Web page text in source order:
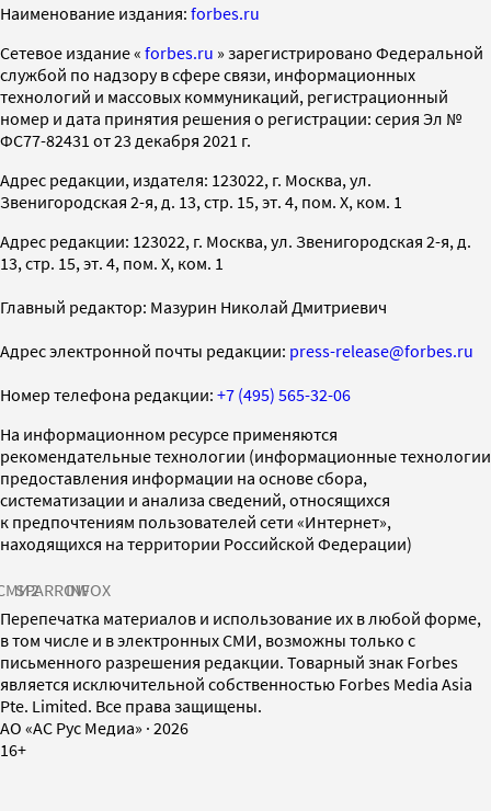
Наименование издания: forbes.ru
Cетевое издание « forbes.ru » зарегистрировано Федеральной
службой по надзору в сфере связи, информационных
технологий и массовых коммуникаций, регистрационный
номер и дата принятия решения о регистрации: серия Эл №
ФС77-82431 от 23 декабря 2021 г.
Адрес редакции, издателя: 123022, г. Москва, ул.
Звенигородская 2-я, д. 13, стр. 15, эт. 4, пом. X, ком. 1
Адрес редакции: 123022, г. Москва, ул. Звенигородская 2-я, д.
13, стр. 15, эт. 4, пом. X, ком. 1
Главный редактор: Мазурин Николай Дмитриевич
Адрес электронной почты редакции: press-release@forbes.ru
Номер телефона редакции: +7 (495) 565-32-06
На информационном ресурсе применяются
рекомендательные технологии (информационные технологии
предоставления информации на основе сбора,
систематизации и анализа сведений, относящихся
к предпочтениям пользователей сети «Интернет»,
находящихся на территории Российской Федерации)
SPARROWINFOX
Перепечатка материалов и использование их в любой форме,
в том числе и в электронных СМИ, возможны только с
письменного разрешения редакции. Товарный знак Forbes
является исключительной собственностью Forbes Media Asia
Pte. Limited. Все права защищены.
AO «АС Рус Медиа» · 2026
16+